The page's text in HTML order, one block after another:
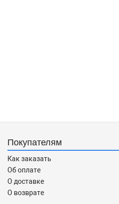
Покупателям
Как заказать
Об оплате
О доставке
О возврате